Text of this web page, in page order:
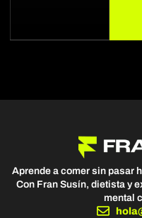
Aprende a comer sin pasar
Con Fran Susín, dietista y
mental